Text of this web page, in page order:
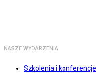
NASZE WYDARZENIA
Szkolenia i konferencje